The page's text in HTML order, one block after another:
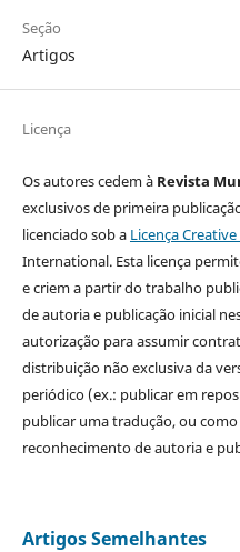
Seção
Artigos
Licença
Os autores cedem à Revista
exclusivos de primeira
licenciado sob a Licença
International. Esta licença
e criem a partir do trabalho
de autoria e publicação inicial
autorização para assumir
distribuição não exclusiva da
periódico (ex.: publicar em
publicar uma tradução, ou
reconhecimento de autoria e
Artigos Semelhantes